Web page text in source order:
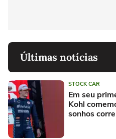
Últimas notícias
STOCK CAR
Em seu
Kohl
sonhos